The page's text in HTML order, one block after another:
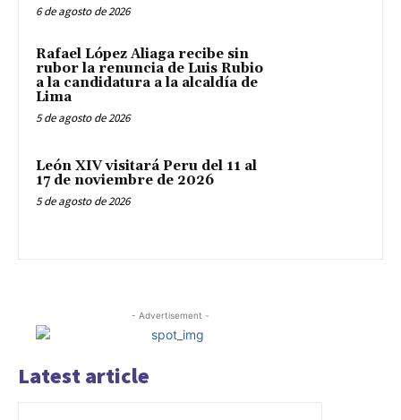
6 de agosto de 2026
Rafael López Aliaga recibe sin
rubor la renuncia de Luis Rubio
a la candidatura a la alcaldía de
Lima
5 de agosto de 2026
León XIV visitará Peru del 11 al
17 de noviembre de 2026
5 de agosto de 2026
- Advertisement -
Latest article